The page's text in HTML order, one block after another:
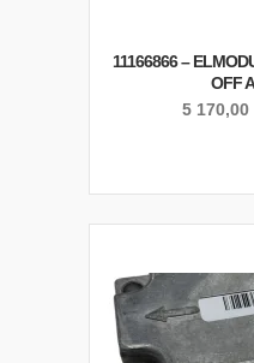
11166866 –
OFF
5 170,00